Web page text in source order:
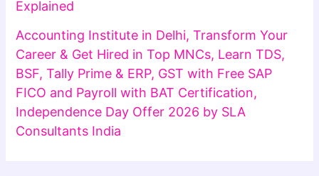
Explained
Accounting Institute in Delhi, Transform Your
Career & Get Hired in Top MNCs, Learn TDS,
BSF, Tally Prime & ERP, GST with Free SAP
FICO and Payroll with BAT Certification,
Independence Day Offer 2026 by SLA
Consultants India